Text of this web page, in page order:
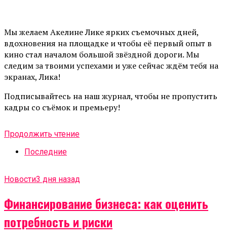
Мы желаем Акелине Лике ярких съемочных дней,
вдохновения на площадке и чтобы её первый опыт в
кино стал началом большой звёздной дороги. Мы
следим за твоими успехами и уже сейчас ждём тебя на
экранах, Лика!
Подписывайтесь на наш журнал, чтобы не пропустить
кадры со съёмок и премьеру!
Продолжить чтение
Последние
Новости3 дня назад
Финансирование бизнеса: как оценить
потребность и риски